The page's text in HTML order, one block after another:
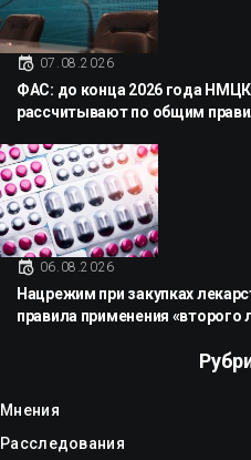
07.08.2026
ФАС: до конца 2026 года НМЦК
рассчитывают по общим
06.08.2026
Нацрежим при закупках
правила применения «второго
Мнения
Расследования